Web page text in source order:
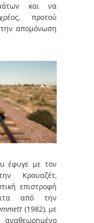
και να
προτού
απομόνωση
έφυγε με τον
Κρουαζέτ,
επιστροφή
από την
(1982), με